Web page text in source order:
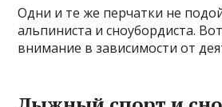
Одни и те же перчатки не
альпиниста и сноубордиста.
внимание в зависимости от